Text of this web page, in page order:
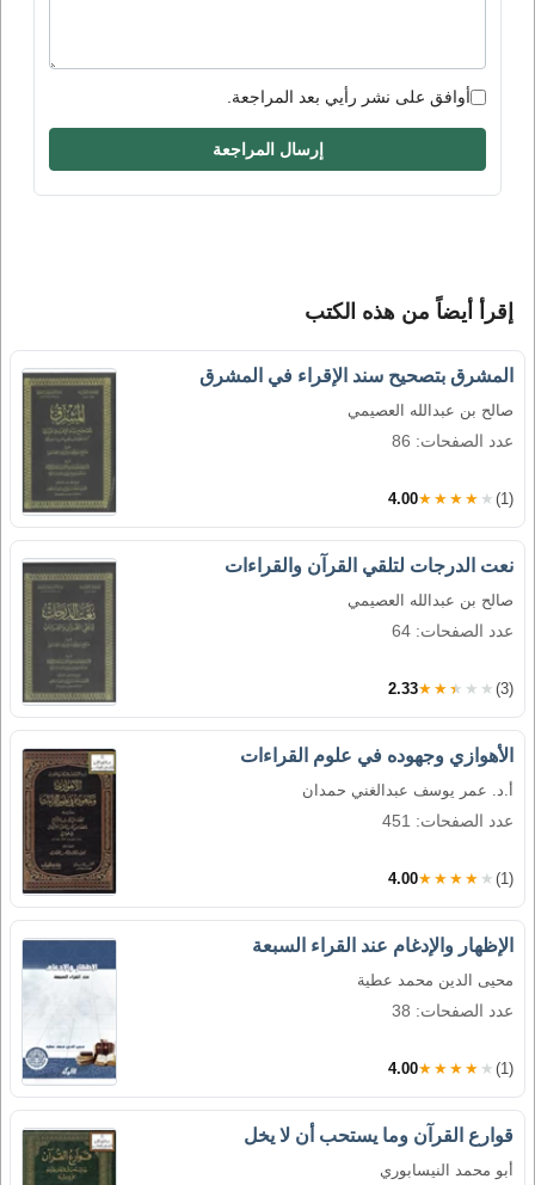
أوافق على نشر رأيي بعد المراجعة.
إرسال المراجعة
إقرأ أيضاً من هذه الكتب
المشرق بتصحيح سند الإقراء في المشرق
صالح بن عبدالله العصيمي
عدد الصفحات: 86
4.00★★★★★ (1)
نعت الدرجات لتلقي القرآن والقراءات
صالح بن عبدالله العصيمي
عدد الصفحات: 64
2.33★★★★★ (3)
الأهوازي وجهوده في علوم القراءات
أ.د. عمر يوسف عبدالغني حمدان
عدد الصفحات: 451
4.00★★★★★ (1)
الإظهار والإدغام عند القراء السبعة
محيى الدين محمد عطية
عدد الصفحات: 38
4.00★★★★★ (1)
قوارع القرآن وما يستحب أن لا يخل
أبو محمد النيسابوري